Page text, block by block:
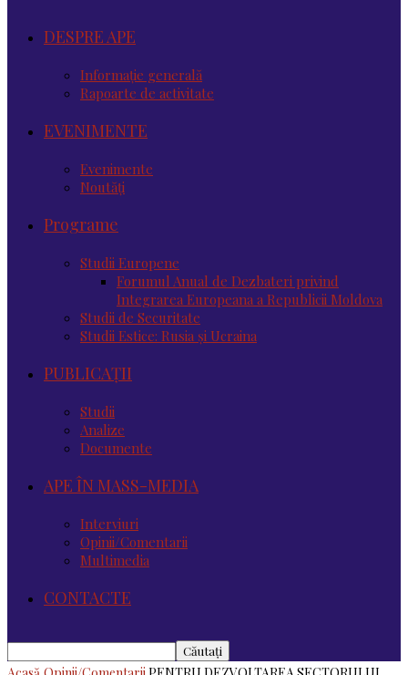
DESPRE APE
Informație generală
Rapoarte de activitate
EVENIMENTE
Evenimente
Noutăţi
Programe
Studii Europene
Forumul Anual de Dezbateri privind
Integrarea Europeana a Republicii Moldova
Studii de Securitate
Studii Estice: Rusia și Ucraina
PUBLICAȚII
Studii
Analize
Documente
APE ÎN MASS-MEDIA
Interviuri
Opinii/Comentarii
Multimedia
CONTACTE